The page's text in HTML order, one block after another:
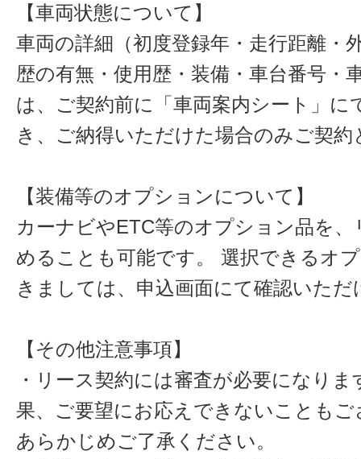
【車両状態について】
車両の詳細（初度登録年・走行距離・
歴の有無・使用歴・装備・車台番号・
は、ご契約前に「車両案内シート」に
き、ご納得いただけた場合のみご契約
【装備等のオプションについて】
カーナビやETC等のオプション品を、
めることも可能です。 選択できるオ
きましては、申込画面にて確認いただ
【その他注意事項】
・リース契約には審査が必要になりま
果、ご要望にお応えできないことも
あらかじめご了承ください。